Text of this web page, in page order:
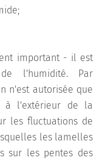
important - il est
l'humidité. Par
n'est autorisée que
à l'extérieur de la
les fluctuations de
les lamelles
sur les pentes des